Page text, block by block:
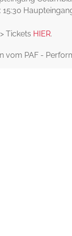
15:30
Tickets HIER.
vom PAF -